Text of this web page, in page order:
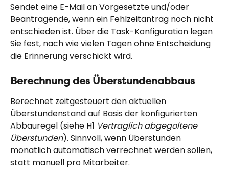
Sendet eine E-Mail an Vorgesetzte und/oder
Beantragende, wenn ein Fehlzeitantrag noch nicht
entschieden ist. Über die Task-Konfiguration legen
Sie fest, nach wie vielen Tagen ohne Entscheidung
die Erinnerung verschickt wird.
Berechnung des Überstundenabbaus
Berechnet zeitgesteuert den aktuellen
Überstundenstand auf Basis der konfigurierten
Abbauregel (siehe H1 Vertraglich abgegoltene
Überstunden). Sinnvoll, wenn Überstunden
monatlich automatisch verrechnet werden sollen,
statt manuell pro Mitarbeiter.